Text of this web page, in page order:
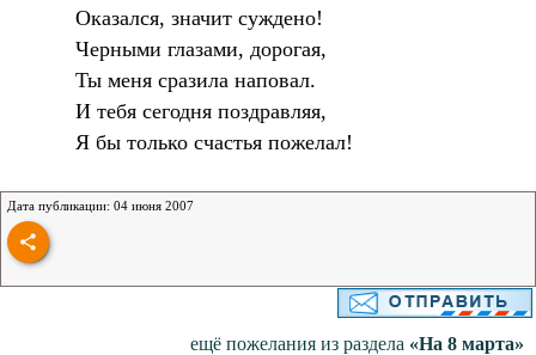
Оказался, значит суждено!
Черными глазами, дорогая,
Ты меня сразила наповал.
И тебя сегодня поздравляя,
Я бы только счастья пожелал!
Дата публикации: 04 июня 2007
ещё пожелания из раздела «На 8 марта»